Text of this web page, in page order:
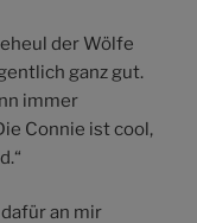
der Wölfe
ganz gut.
immer
Connie ist cool,
an mir